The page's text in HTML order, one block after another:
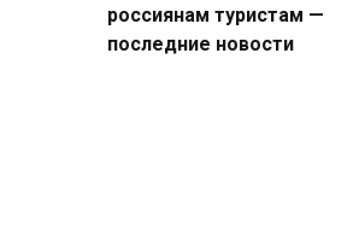
россиянам туристам —
последние новости